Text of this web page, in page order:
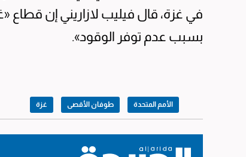
في غزة، قال فيليب لازاريني إن قطاع
بسبب عدم توفر الوقود».
الأمم المتحدة طوفان الأقصى غزة